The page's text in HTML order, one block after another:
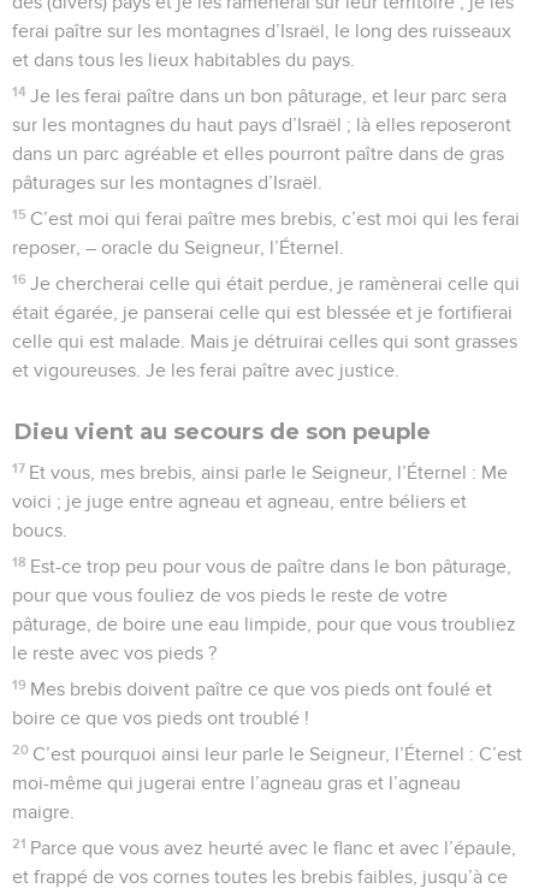
ferai paître sur les montagnes d’Israël, le long des ruisseaux
et dans tous les lieux habitables du pays.
14 Je les ferai paître dans un bon pâturage, et leur parc sera
sur les montagnes du haut pays d’Israël ; là elles reposeront
dans un parc agréable et elles pourront paître dans de gras
pâturages sur les montagnes d’Israël.
15 C’est moi qui ferai paître mes brebis, c’est moi qui les ferai
reposer, – oracle du Seigneur, l’Éternel.
16 Je chercherai celle qui était perdue, je ramènerai celle qui
était égarée, je panserai celle qui est blessée et je fortifierai
celle qui est malade. Mais je détruirai celles qui sont grasses
et vigoureuses. Je les ferai paître avec justice.
Dieu vient au secours de son peuple
17 Et vous, mes brebis, ainsi parle le Seigneur, l’Éternel : Me
voici ; je juge entre agneau et agneau, entre béliers et
boucs.
18 Est-ce trop peu pour vous de paître dans le bon pâturage,
pour que vous fouliez de vos pieds le reste de votre
pâturage, de boire une eau limpide, pour que vous troubliez
le reste avec vos pieds ?
19 Mes brebis doivent paître ce que vos pieds ont foulé et
boire ce que vos pieds ont troublé !
20 C’est pourquoi ainsi leur parle le Seigneur, l’Éternel : C’est
moi-même qui jugerai entre l’agneau gras et l’agneau
maigre.
21 Parce que vous avez heurté avec le flanc et avec l’épaule,
et frappé de vos cornes toutes les brebis faibles, jusqu’à ce